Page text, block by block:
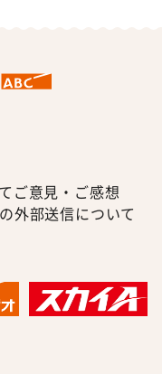
ご意見・ご感想
外部送信について